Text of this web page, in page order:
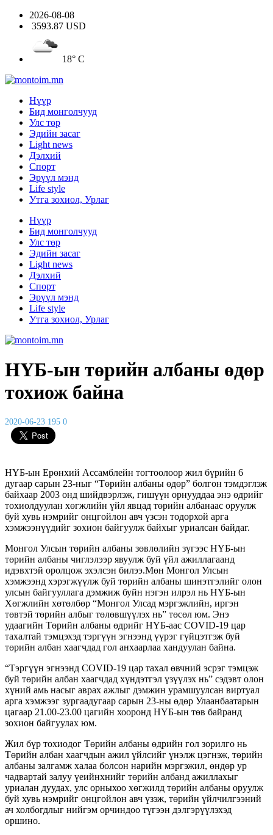
2026-08-08
3593.87 USD
18° C
Нүүр
Бид монголчууд
Улс төр
Эдийн засаг
Light news
Дэлхий
Спорт
Эрүүл мэнд
Life style
Утга зохиол, Урлаг
Нүүр
Бид монголчууд
Улс төр
Эдийн засаг
Light news
Дэлхий
Спорт
Эрүүл мэнд
Life style
Утга зохиол, Урлаг
НҮБ-ын төрийн албаны өдөр
тохиож байна
2020-06-23 195 0
НҮБ-ын Ерөнхий Ассамблейн тогтоолоор жил бүрийн 6
дугаар сарын 23-ныг “Төрийн албаны өдөр” болгон тэмдэглэж
байхаар 2003 онд шийдвэрлэж, гишүүн орнууддаа энэ өдрийг
тохиолдуулан хөгжлийн үйл явцад төрийн албанаас оруулж
буй хувь нэмрийг онцгойлон авч үзсэн тодорхой арга
хэмжээнүүдийг зохион байгуулж байхыг уриалсан байдаг.
Монгол Улсын төрийн албаны зөвлөлийн зүгээс НҮБ-ын
төрийн албаны чиглэлээр явуулж буй үйл ажиллагаанд
идэвхтэй оролцож эхэлсэн билээ.Мөн Монгол Улсын
хэмжээнд хэрэгжүүлж буй төрийн албаны шинэтгэлийг олон
улсын байгууллага дэмжиж буйн нэгэн илрэл нь НҮБ-ын
Хөгжлийн хөтөлбөр “Монгол Улсад мэргэжлийн, иргэн
төвтэй төрийн албыг төлөвшүүлэх нь” төсөл юм. Энэ
удаагийн Төрийн албаны өдрийг НҮБ-аас COVID-19 цар
тахалтай тэмцэхэд тэргүүн эгнээнд үүрэг гүйцэтгэж буй
төрийн албан хаагчдад гол анхаарлаа хандуулан байна.
“Тэргүүн эгнээнд COVID-19 цар тахал өвчний эсрэг тэмцэж
буй төрийн албан хаагчдад хүндэтгэл үзүүлэх нь” сэдэвт олон
хүний амь насыг аврах ажлыг дэмжин урамшуулсан виртуал
арга хэмжээг зургаадугаар сарын 23-ны өдөр Улаанбаатарын
цагаар 21.00-23.00 цагийн хооронд НҮБ-ын төв байранд
зохион байгуулах юм.
Жил бүр тохиодог Төрийн албаны өдрийн гол зорилго нь
Төрийн албан хаагчдын ажил үйлсийг үнэлж цэгнэж, төрийн
албаны залгамж халаа болсон нарийн мэргэжил, өндөр ур
чадвартай залуу үеийнхнийг төрийн албанд ажиллахыг
уриалан дуудах, улс орныхоо хөгжилд төрийн албаны оруулж
буй хувь нэмрийг онцгойлон авч үзэж, төрийн үйлчилгээний
ач холбогдлыг нийгэм орчиндоо түгээн дэлгэрүүлэхэд
оршино.